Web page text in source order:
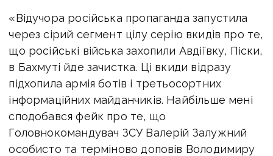
«Відучора російська пропаганда запустила
через сірий сегмент цілу серію вкидів про те,
що російські війська захопили Авдіївку, Піски,
в Бахмуті йде зачистка. Ці вкиди відразу
підхопила армія ботів і третьосортних
інформаційних майданчиків. Найбільше мені
сподобався фейк про те, що
Головнокомандувач ЗСУ Валерій Залужний
особисто та терміново доповів Володимиру